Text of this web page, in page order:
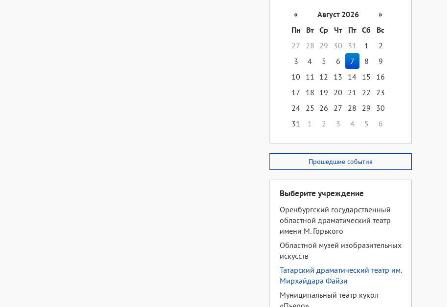
« Август 2026
»
Пн
Вт Ср Чт Пт Сб
Вс
27
28 29 30 31 1
2
3
4 5 6 7 8
9
10
11 12 13 14 15
16
17
18 19 20 21 22
23
24 25 26 27 28 29
30
31
1 2 3 4 5 6
Прошедшие события
Выберите учреждение
Оренбургский государственный
областной драматический театр
имени М. Горького
Областной музей изобразительных
искусств
Татарский драматический театр им.
Мирхайдара Файзи
Муниципальный театр кукол